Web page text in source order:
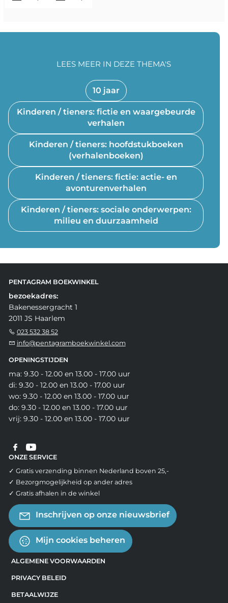
10 jaar
Kinderen / tieners: fictie en waargebeurde
verhalen
Kinderen / tieners: hoofdstukboeken
(verhalenboeken)
Kinderen / tieners: fictie: actie- en
avonturenverhalen
Kinderen / tieners: sociale onderwerpen:
milieu en duurzaamheid
LEES MEER IN DEZE THEMA'S
PENTAGRAM BOEKWINKEL
bezoekadres:
Bakenessergracht 1
2011 JS Haarlem
023 532 38 52
info@pentagramboekwinkel.com
OPENINGSTIJDEN
ma: 9.30 - 12.00 en 13.00 - 17.00 uur
di: 9.30 - 12.00 en 13.00 - 17.00 uur
wo: 9.30 - 12.00 en 13.00 - 17.00 uur
do: 9.30 - 12.00 en 13.00 - 17.00 uur
vrij: 9.30 - 12.00 en 13.00 - 17.00 uur
ONZE SERVICE
✓ Gratis verzending binnen Nederland boven 25,-
✓ Bezorgmogelijkheid op ander adres
✓ Gratis afhalen in de winkel
Inschrijven op onze nieuwsbrief
Mijn cookies beheren
ALGEMENE VOORWAARDEN
PRIVACY BELEID
BETAALWIJZE